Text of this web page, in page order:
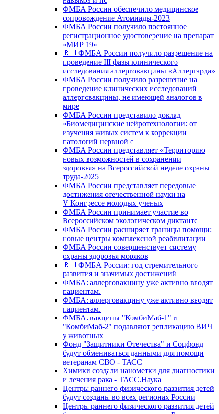
ФМБА России обеспечило медицинское
сопровождение Атомиады-2023
ФМБА России получило постоянное
регистрационное удостоверение на препарат
«МИР 19»
🇷🇺ФМБА России получило разрешение на
проведение III фазы клинического
исследования аллерговакцины «Аллергарда»
ФМБА России получило разрешение на
проведение клинических исследований
аллерговакцины, не имеющей аналогов в
мире
ФМБА России представило доклад
«Биомедицинские нейротехнологии: от
изучения живых систем к коррекции
патологий нервной с
ФМБА России представляет «Территорию
новых возможностей в сохранении
здоровья» на Всероссийской неделе охраны
труда-2025
ФМБА России представляет передовые
достижения отечественной науки на
V Конгрессе молодых ученых
ФМБА России принимает участие во
Всероссийском экологическом диктанте
ФМБА России расширяет границы помощи:
новые центры комплексной реабилитации
ФМБА России совершенствует систему
охраны здоровья моряков
🇷🇺ФМБА России: год стремительного
развития и значимых достижений
ФМБА: аллерговакцину уже активно вводят
пациентам.
ФМБА: аллерговакцину уже активно вводят
пациентам.
ФМБА: вакцины "КомбиМаб-1" и
"КомбиМаб-2" подавляют репликацию ВИЧ
у животных
Фонд "Защитники Отечества" и Соцфонд
будут обмениваться данными для помощи
ветеранам СВО - ТАСС
Химики создали нанометки для диагностики
и лечения рака - ТАСС.Наука
Центры раннего физического развития детей
будут созданы во всех регионах России
Центры раннего физического развития детей